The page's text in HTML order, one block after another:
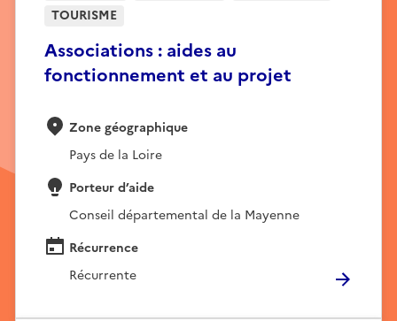
Associations : aides au
fonctionnement et au projet
TOURISME
Zone géographique
Pays de la Loire
Porteur d’aide
Conseil départemental de la Mayenne
Récurrence
Récurrente